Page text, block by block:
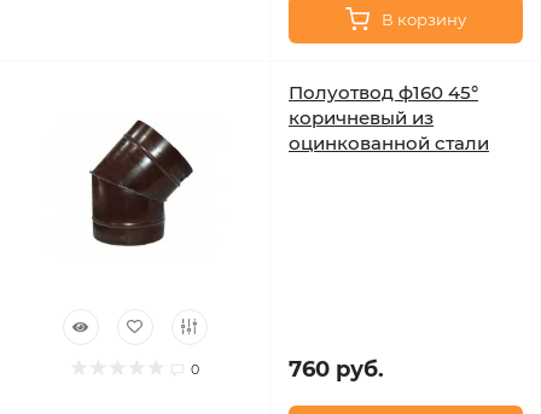
В корзину
0
Полуотвод ф160 45°
коричневый из
оцинкованной стали
760 руб.